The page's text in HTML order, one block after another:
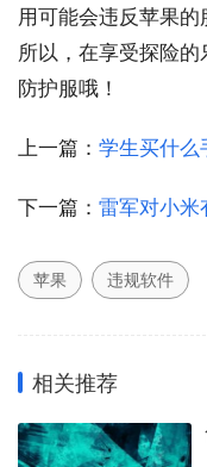
用可能会违反苹果的
所以，在享受探险
防护服哦！
上一篇： 学生买什么
下一篇： 雷军对小米
苹果 违规软件
相关推荐